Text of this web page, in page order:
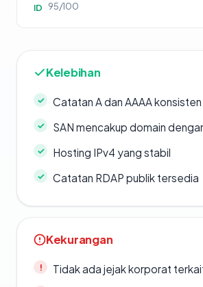
ID 95/100
Kelebihan
Catatan A dan AAAA konsisten
SAN mencakup domain
Hosting IPv4 yang stabil
Catatan RDAP publik tersedia
Kekurangan
Tidak ada jejak korporat